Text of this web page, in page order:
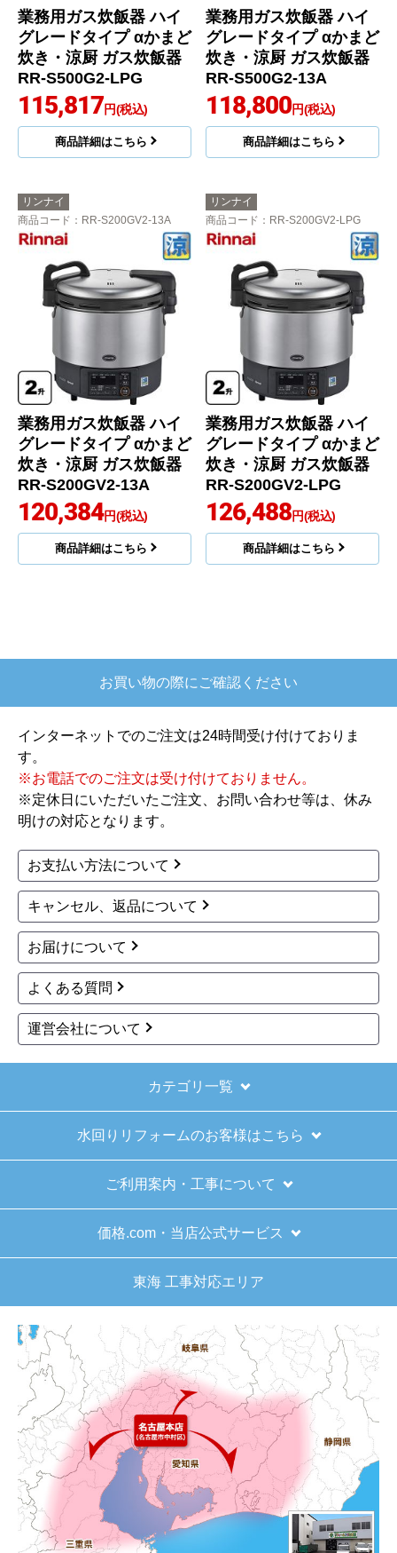
業務用ガス炊飯器 ハイ
グレードタイプ αかまど
炊き・涼厨 ガス炊飯器
RR-S500G2-LPG
115,817円(税込)
商品詳細はこちら
業務用ガス炊飯器 ハイ
グレードタイプ αかまど
炊き・涼厨 ガス炊飯器
RR-S500G2-13A
118,800円(税込)
商品詳細はこちら
リンナイ
商品コード ：RR-S200GV2-13A
業務用ガス炊飯器 ハイ
グレードタイプ αかまど
炊き・涼厨 ガス炊飯器
RR-S200GV2-13A
120,384円(税込)
商品詳細はこちら
リンナイ
商品コード ：RR-S200GV2-LPG
業務用ガス炊飯器 ハイ
グレードタイプ αかまど
炊き・涼厨 ガス炊飯器
RR-S200GV2-LPG
126,488円(税込)
商品詳細はこちら
お買い物の際にご確認ください
インターネットでのご注文は24時間受け付けておりま
す。
※お電話でのご注文は受け付けておりません。
※定休日にいただいたご注文、お問い合わせ等は、休み
明けの対応となります。
お支払い方法について
キャンセル、返品について
お届けについて
よくある質問
運営会社について
カテゴリ一覧
水回りリフォームのお客様はこちら
ご利用案内・工事について
価格.com・当店公式サービス
東海 工事対応エリア